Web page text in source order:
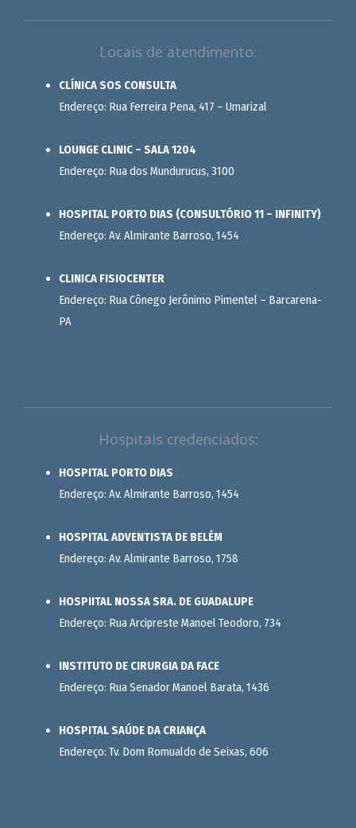
Locais de atendimento:
CLÍNICA SOS CONSULTA
Endereço: Rua Ferreira Pena, 417 – Umarizal
LOUNGE CLINIC – SALA 1204
Endereço: Rua dos Mundurucus, 3100
HOSPITAL PORTO DIAS (CONSULTÓRIO 11 – INFINITY)
Endereço: Av. Almirante Barroso, 1454
CLINICA FISIOCENTER
Endereço: Rua Cônego Jerônimo Pimentel – Barcarena-
PA
Hospitais credenciados:
HOSPITAL PORTO DIAS
Endereço: Av. Almirante Barroso, 1454
HOSPITAL ADVENTISTA DE BELÉM
Endereço: Av. Almirante Barroso, 1758
HOSPIITAL NOSSA SRA. DE GUADALUPE
Endereço: Rua Arcipreste Manoel Teodoro, 734
INSTITUTO DE CIRURGIA DA FACE
Endereço: Rua Senador Manoel Barata, 1436
HOSPITAL SAÚDE DA CRIANÇA
Endereço: Tv. Dom Romualdo de Seixas, 606